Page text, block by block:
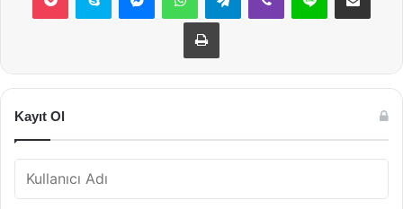
Yazdır
Kayıt Ol